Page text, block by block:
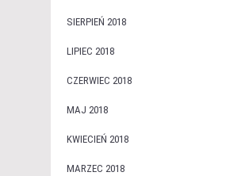
SIERPIEŃ 2018
LIPIEC 2018
CZERWIEC 2018
MAJ 2018
KWIECIEŃ 2018
MARZEC 2018